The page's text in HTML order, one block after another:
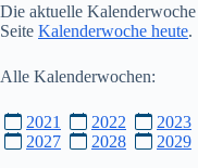
Die aktuelle
Seite Kalenderwoche heute.
Alle Kalenderwochen:
2021 2022 2023
2027
2028 2029